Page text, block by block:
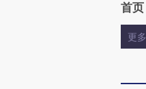
首页
更多